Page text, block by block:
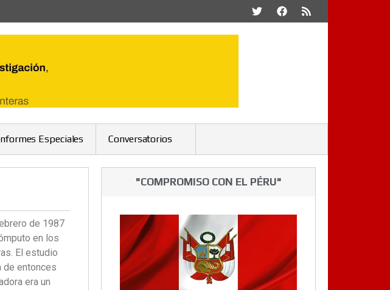
Especiales Conversatorios
de 1987
en los
El estudio
de entonces
era un
"COMPROMISO CON EL PÉRU"